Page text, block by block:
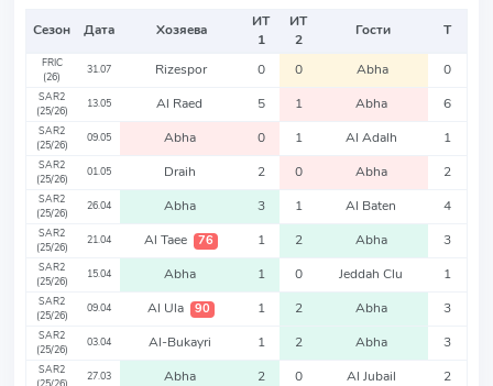
Сезон Дата Хозяева
ИТ
1
ИТ
2
Гости Т
FRIC
(26)
31.07 Rizespor 0 0 Abha 0
SAR2
(25/26)
13.05 Al Raed 5 1 Abha 6
SAR2
(25/26)
09.05 Abha 0 1 Al Adalh 1
SAR2
(25/26)
01.05 Draih 2 0 Abha 2
SAR2
(25/26)
26.04 Abha 3 1 Al Baten 4
SAR2
(25/26)
21.04 Al Taee 76 1 2 Abha 3
SAR2
(25/26)
15.04 Abha 1 0 Jeddah Clu 1
SAR2
(25/26)
09.04 Al Ula 90 1 2 Abha 3
SAR2
(25/26)
03.04 Al-Bukayri 1 2 Abha 3
SAR2
27.03 Abha 2 0 Al Jubail 2